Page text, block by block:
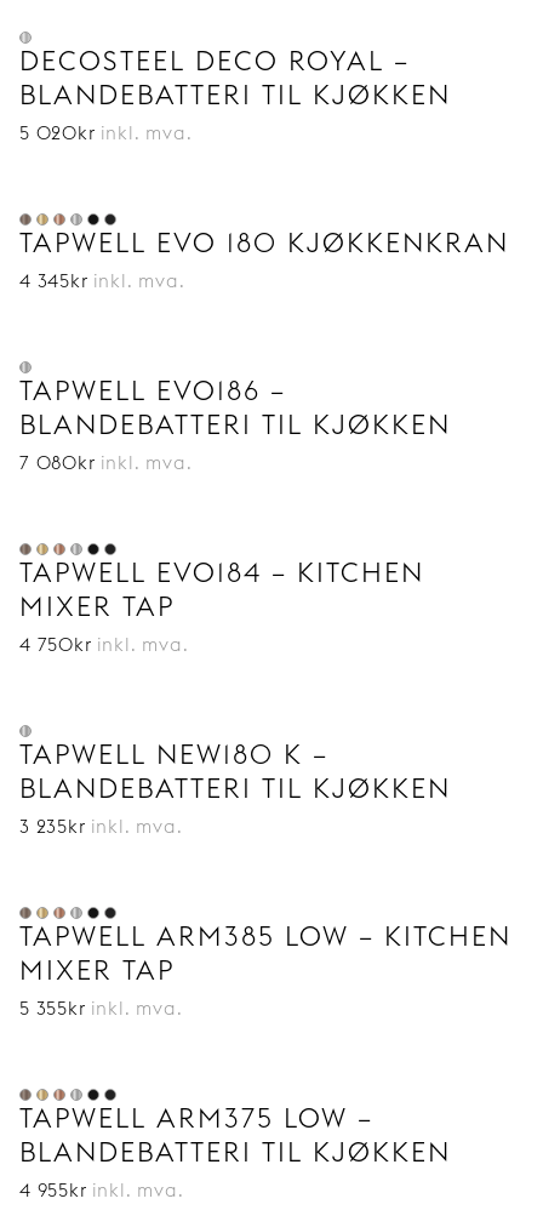
DECOSTEEL DECO ROYAL –
BLANDEBATTERI TIL KJØKKEN
5 020kr inkl. mva.
TAPWELL EVO 180 KJØKKENKRAN
4 345kr inkl. mva.
TAPWELL EVO186 –
BLANDEBATTERI TIL KJØKKEN
7 080kr inkl. mva.
TAPWELL EVO184 – KITCHEN
MIXER TAP
4 750kr inkl. mva.
TAPWELL NEW180 K –
BLANDEBATTERI TIL KJØKKEN
3 235kr inkl. mva.
TAPWELL ARM385 LOW – KITCHEN
MIXER TAP
5 355kr inkl. mva.
TAPWELL ARM375 LOW –
BLANDEBATTERI TIL KJØKKEN
4 955kr inkl. mva.